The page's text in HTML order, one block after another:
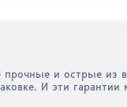
прочные и острые
И эти